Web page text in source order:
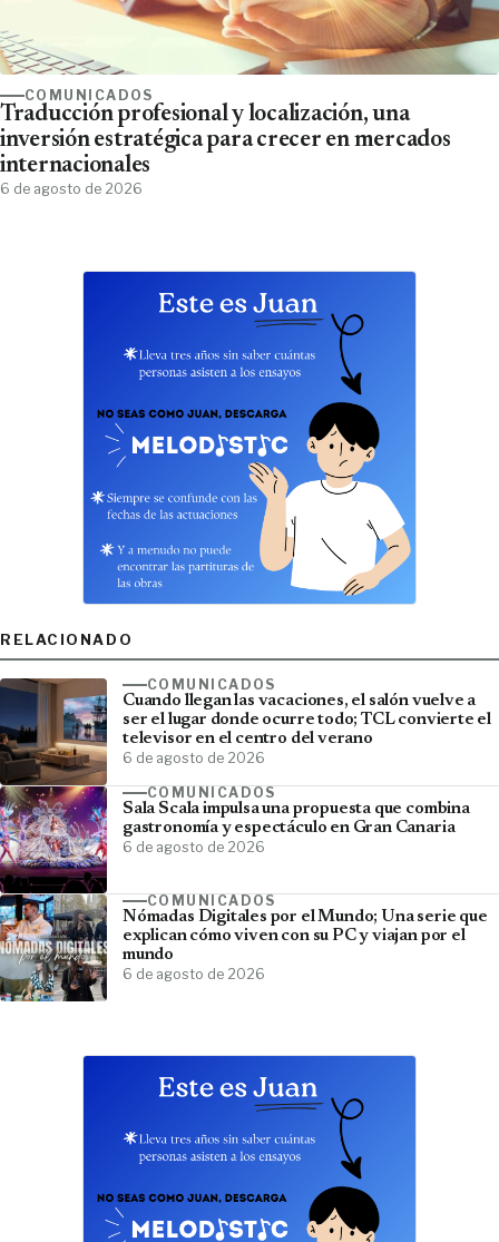
COMUNICADOS
Traducción profesional y localización, una
inversión estratégica para crecer en mercados
internacionales
6 de agosto de 2026
RELACIONADO
COMUNICADOS
Cuando llegan las vacaciones, el salón vuelve a
ser el lugar donde ocurre todo; TCL convierte el
televisor en el centro del verano
6 de agosto de 2026
COMUNICADOS
Sala Scala impulsa una propuesta que combina
gastronomía y espectáculo en Gran Canaria
6 de agosto de 2026
COMUNICADOS
Nómadas Digitales por el Mundo; Una serie que
explican cómo viven con su PC y viajan por el
mundo
6 de agosto de 2026